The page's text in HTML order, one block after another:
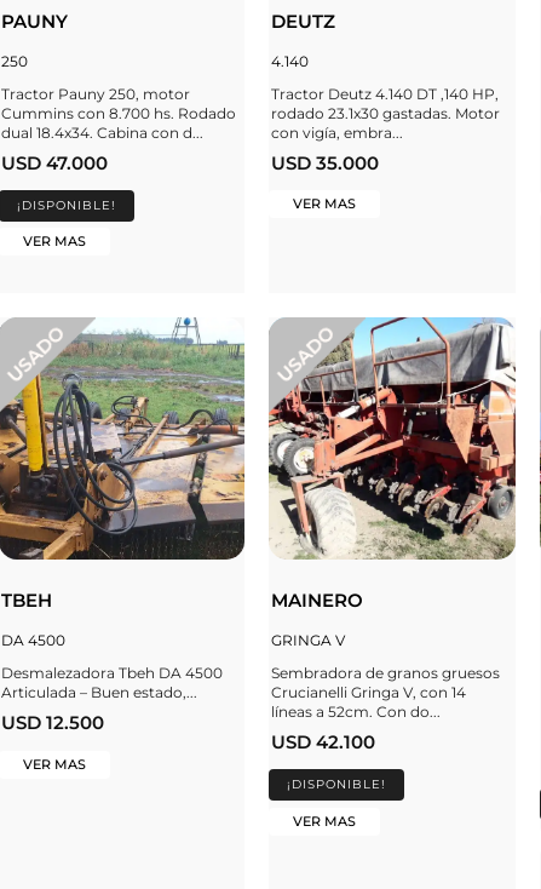
PAUNY
250
Tractor Pauny 250, motor
Cummins con 8.700 hs. Rodado
dual 18.4x34. Cabina con d...
USD 47.000
¡DISPONIBLE!
VER MAS
DEUTZ
4.140
Tractor Deutz 4.140 DT ,140 HP,
rodado 23.1x30 gastadas. Motor
con vigía, embra...
USD 35.000
VER MAS
TBEH
DA 4500
Desmalezadora Tbeh DA 4500
Articulada – Buen estado,...
USD 12.500
VER MAS
MAINERO
GRINGA V
Sembradora de granos gruesos
Crucianelli Gringa V, con 14
líneas a 52cm. Con do...
USD 42.100
¡DISPONIBLE!
VER MAS